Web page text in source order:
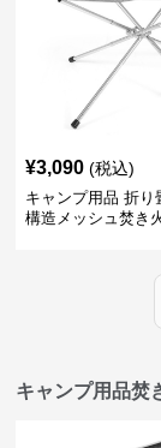
¥3,090 (税込)
キャンプ用品 折り
構造メッシュ焚き
キャンプ用品焚